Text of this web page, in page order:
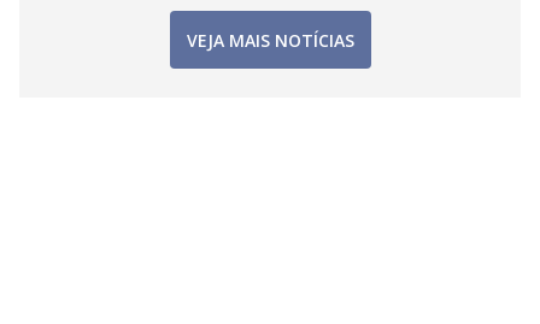
VEJA MAIS NOTÍCIAS